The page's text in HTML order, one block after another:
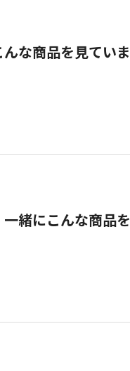
な商品を見てい
緒にこんな商品を